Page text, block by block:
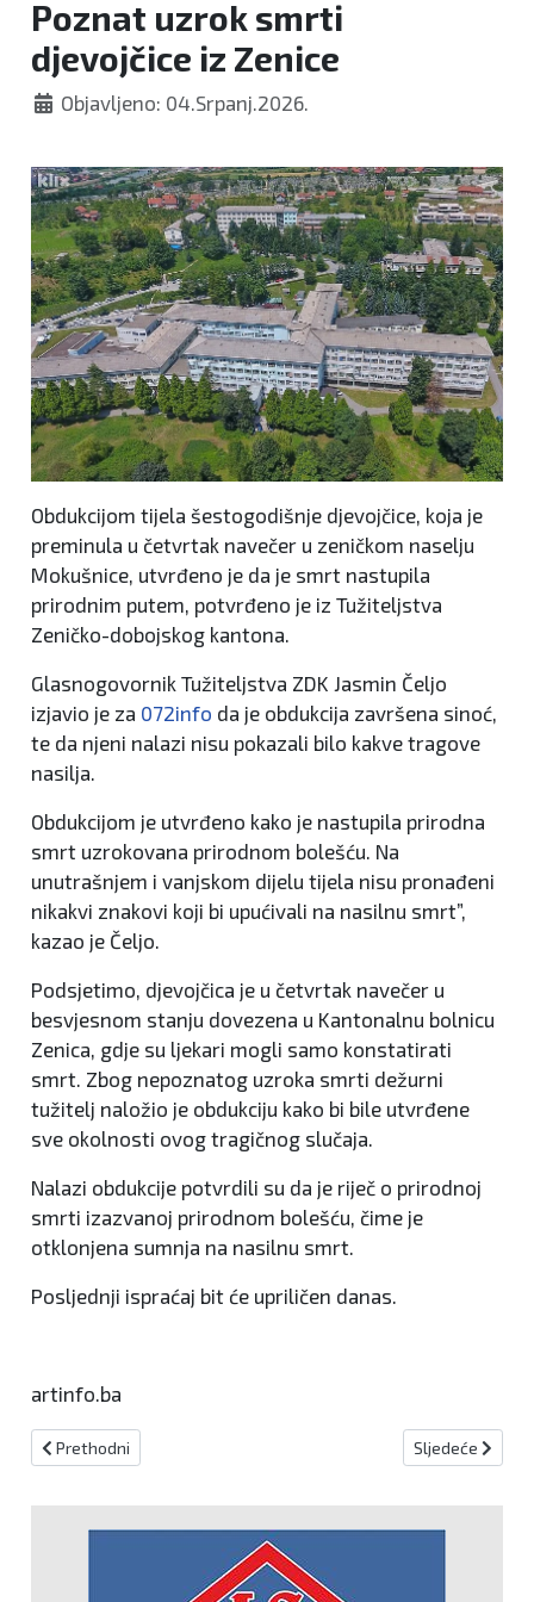
Poznat uzrok smrti
djevojčice iz Zenice
Objavljeno: 04.Srpanj.2026.
Obdukcijom tijela šestogodišnje djevojčice, koja je
preminula u četvrtak navečer u zeničkom naselju
Mokušnice, utvrđeno je da je smrt nastupila
prirodnim putem, potvrđeno je iz Tužiteljstva
Zeničko-dobojskog kantona.
Glasnogovornik Tužiteljstva ZDK Jasmin Čeljo
izjavio je za 072info da je obdukcija završena sinoć,
te da njeni nalazi nisu pokazali bilo kakve tragove
nasilja.
Obdukcijom je utvrđeno kako je nastupila prirodna
smrt uzrokovana prirodnom bolešću. Na
unutrašnjem i vanjskom dijelu tijela nisu pronađeni
nikakvi znakovi koji bi upućivali na nasilnu smrt”,
kazao je Čeljo.
Podsjetimo, djevojčica je u četvrtak navečer u
besvjesnom stanju dovezena u Kantonalnu bolnicu
Zenica, gdje su ljekari mogli samo konstatirati
smrt. Zbog nepoznatog uzroka smrti dežurni
tužitelj naložio je obdukciju kako bi bile utvrđene
sve okolnosti ovog tragičnog slučaja.
Nalazi obdukcije potvrdili su da je riječ o prirodnoj
smrti izazvanoj prirodnom bolešću, čime je
otklonjena sumnja na nasilnu smrt.
Posljednji ispraćaj bit će upriličen danas.
artinfo.ba
Prethodni članak: Poznat identitet mladića koji je preminuo
Prethodni Sljedeći
Sljedeće